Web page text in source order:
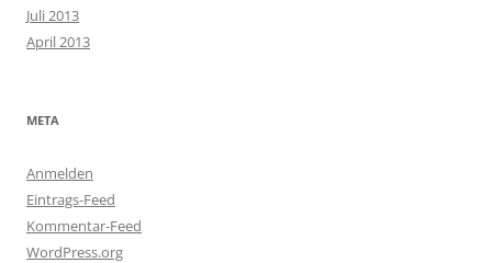
Juli 2013
April 2013
META
Anmelden
Eintrags-Feed
Kommentar-Feed
WordPress.org